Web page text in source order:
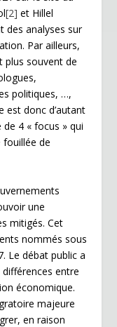
[2] et Hillel
des analyses sur
Par ailleurs,
plus souvent de
politiques, …,
est donc d’autant
4 « focus » qui
de
une
mitigés. Cet
nommés sous
Le débat public a
entre
économique.
majeure
en raison